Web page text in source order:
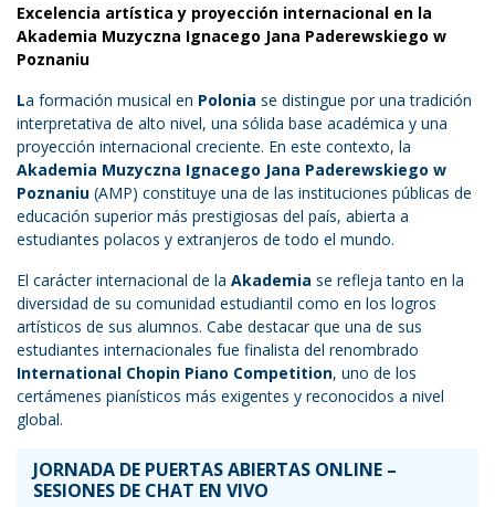
Excelencia artística y proyección internacional en la
Akademia Muzyczna Ignacego Jana Paderewskiego w
Poznaniu
La formación musical en Polonia se distingue por una tradición
interpretativa de alto nivel, una sólida base académica y una
proyección internacional creciente. En este contexto, la
Akademia Muzyczna Ignacego Jana Paderewskiego w
Poznaniu (AMP) constituye una de las instituciones públicas de
educación superior más prestigiosas del país, abierta a
estudiantes polacos y extranjeros de todo el mundo.
El carácter internacional de la Akademia se refleja tanto en la
diversidad de su comunidad estudiantil como en los logros
artísticos de sus alumnos. Cabe destacar que una de sus
estudiantes internacionales fue finalista del renombrado
International Chopin Piano Competition, uno de los
certámenes pianísticos más exigentes y reconocidos a nivel
global.
JORNADA DE PUERTAS ABIERTAS ONLINE –
SESIONES DE CHAT EN VIVO